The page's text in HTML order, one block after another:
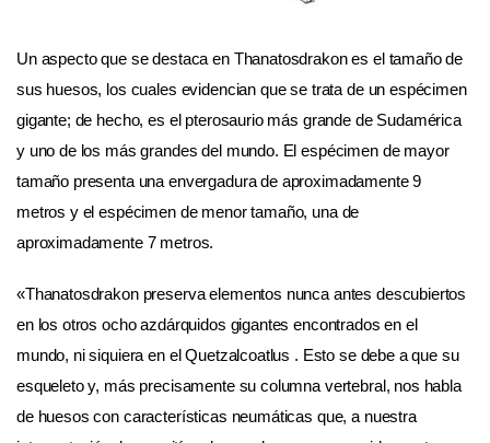
Un aspecto que se destaca en Thanatosdrakon es el tamaño de
sus huesos, los cuales evidencian que se trata de un espécimen
gigante; de hecho, es el pterosaurio más grande de Sudamérica
y uno de los más grandes del mundo. El espécimen de mayor
tamaño presenta una envergadura de aproximadamente 9
metros y el espécimen de menor tamaño, una de
aproximadamente 7 metros.
«Thanatosdrakon preserva elementos nunca antes descubiertos
en los otros ocho azdárquidos gigantes encontrados en el
mundo, ni siquiera en el Quetzalcoatlus . Esto se debe a que su
esqueleto y, más precisamente su columna vertebral, nos habla
de huesos con características neumáticas que, a nuestra